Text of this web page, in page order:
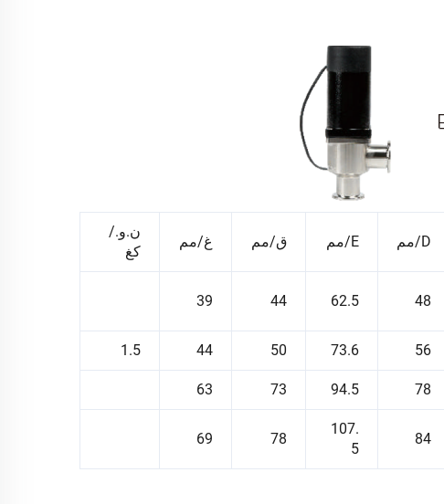
D/مم E/مم ق/مم غ/مم
ن.و./
كغ
48
62.5
44
39
56
73.6
50
44
1.5
78
94.5
73
63
84
107.
5
78
69